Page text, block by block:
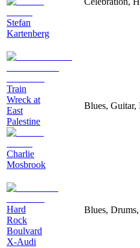
Stefan
Kartenberg
Train
Wreck at
East
Palestine
Charlie
Mosbrook
Blues, Guitar,
Hard
Rock
Boulvard
X-Audi
Blues,